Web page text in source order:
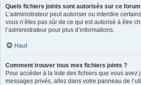
Quels fichiers joints sont autorisés sur ce
L’administrateur peut autoriser ou interdire
vous n’êtes pas sûr de ce qui est autorisé à être
l’administrateur pour plus d’informations.
Haut
Comment trouver tous mes fichiers joints ?
Pour accéder à la liste des fichiers que vous avez
messages privés, allez dans votre panneau de